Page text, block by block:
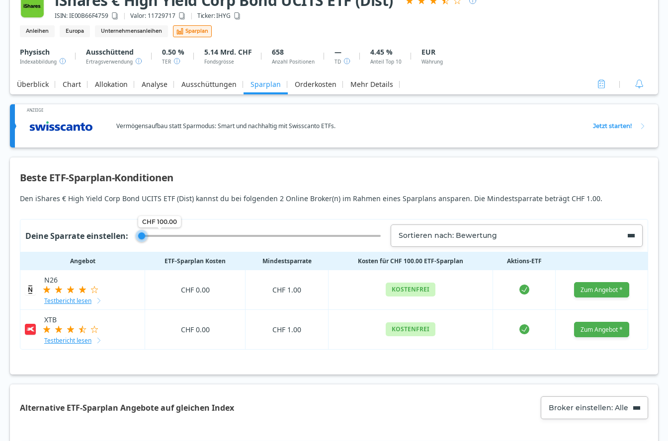
ISIN:IE00B66F4759 Valor: 11729717 Ticker:IHYG
Anleihen Europa Unternehmensanleihen Sparplan
Physisch
Indexabbildung
Ausschüttend
Ertragsverwendung
0.50 %
TER
5.14 Mrd. CHF
Fondsgrösse
658
Anzahl Positionen
—
TD
4.45 %
Anteil Top 10
EUR
Währung
Überblick Chart Allokation Analyse Ausschüttungen Sparplan Orderkosten Mehr Details
ANZEIGE
Vermögensaufbau statt Sparmodus: Smart und nachhaltig mit Swisscanto ETFs. Jetzt starten!
Beste ETF-Sparplan-Konditionen
Den iShares € High Yield Corp Bond UCITS ETF (Dist) kannst du bei folgenden 2 Online Broker(n) im Rahmen eines Sparplans ansparen. Die Mindestsparrate beträgt CHF 1.00.
Deine Sparrate einstellen:
CHF 100.00
Sortieren nach: Bewertung
Angebot ETF‑Sparplan Kosten Mindestsparrate Kosten für CHF 100.00 ETF-Sparplan Aktions‑ETF
N26
Testbericht lesen
CHF 0.00 CHF 1.00 KOSTENFREI Zum Angebot *
XTB
Testbericht lesen
CHF 0.00 CHF 1.00 KOSTENFREI Zum Angebot *
Alternative ETF-Sparplan Angebote auf gleichen Index Broker einstellen: Alle